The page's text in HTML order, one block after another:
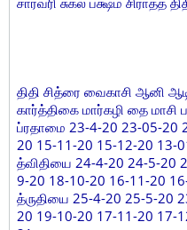
திதி சித்ரை வைகாசி ஆனி
கார்த்திகை மார்கழி தை மாசி
ப்ரதாமை 23-4-20 23-05-20
20 15-11-20 15-12-20
த்விதியை 24-4-20 24-5-20
9-20 18-10-20 16-11-20
த்ருதியை 25-4-20 25-5-20
20 19-10-20 17-11-20 17-